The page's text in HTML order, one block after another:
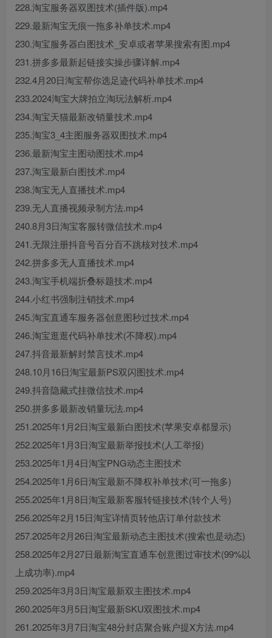
228.淘宝服务器双图技术(插件版).mp4
229.最新淘宝无痕一拖多补单技术.mp4
230.淘宝服务器白图技术_安卓或者苹果搜索有图.mp4
231.拼多多最新起链接实操步骤详解.mp4
232.4月20日淘宝帮你选足迹代码补单技术.mp4
233.2024淘宝大牌拍立淘玩法解析.mp4
234.淘宝天猫最新改销量技术.mp4
235.淘宝3_4主图服务器双图技术.mp4
236.最新淘宝主图动图技术.mp4
237.淘宝最新白图技术.mp4
238.淘宝无人直播技术.mp4
239.无人直播视频录制方法.mp4
240.8月3日淘宝客服转微信技术.mp4
241.无限注册抖音号百分百不跳核对技术.mp4
242.拼多多无人直播技术.mp4
243.淘宝手机端折叠标题技术.mp4
244.小红书强制注销技术.mp4
245.淘宝直通车服务器创意图秒过技术.mp4
246.淘宝逛逛代码补单技术(不降权).mp4
247.抖音最新解封禁言技术.mp4
248.10月16日淘宝最新PS双闪图技术.mp4
249.抖音隐藏式挂微信技术.mp4
250.拼多多最新改销量玩法.mp4
251.2025年1月2日淘宝最新白图技术(苹果安卓都显示)
252.2025年1月3日淘宝最新举报技术(人工举报)
253.2025年1月4日淘宝PNG动态主图技术
254.2025年1月6日淘宝最新不降权补单技术(可一拖多)
255.2025年1月8日淘宝最新客服转链接技术(转个人号)
256.2025年2月15日淘宝详情页转他店订单付款技术
257.2025年2月26日淘宝最新动态主图技术(搜索也是动态)
258.2025年2月27日最新淘宝直通车创意图过审技术(99%以
上成功率).mp4
259.2025年3月3日淘宝最新双主图技术.mp4
260.2025年3月5日淘宝最新SKU双图技术.mp4
261.2025年3月7日淘宝48分封店聚合账户提X方法.mp4